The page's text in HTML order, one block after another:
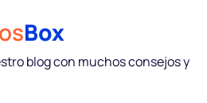
Box
blog con muchos consejos y